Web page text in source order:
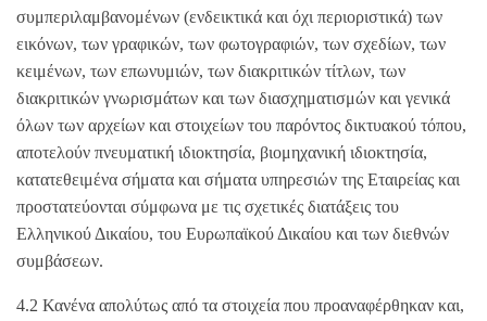
συμπεριλαμβανομένων (ενδεικτικά και όχι περιοριστικά) των
εικόνων, των γραφικών, των φωτογραφιών, των σχεδίων, των
κειμένων, των επωνυμιών, των διακριτικών τίτλων, των
διακριτικών γνωρισμάτων και των διασχηματισμών και γενικά
όλων των αρχείων και στοιχείων του παρόντος δικτυακού τόπου,
αποτελούν πνευματική ιδιοκτησία, βιομηχανική ιδιοκτησία,
κατατεθειμένα σήματα και σήματα υπηρεσιών της Εταιρείας και
προστατεύονται σύμφωνα με τις σχετικές διατάξεις του
Ελληνικού Δικαίου, του Ευρωπαϊκού Δικαίου και των διεθνών
συμβάσεων.
4.2 Κανένα απολύτως από τα στοιχεία που προαναφέρθηκαν και,